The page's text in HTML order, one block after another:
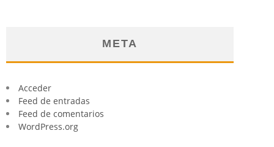
META
Acceder
Feed de entradas
Feed de comentarios
WordPress.org